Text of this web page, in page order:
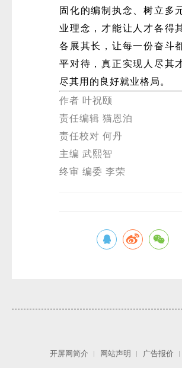
固化的编制执念、树立多
业理念，才能让人才各得
各展其长，让每一份奋斗
平对待，真正实现人尽其
尽其用的良好就业格局。
作者 叶祝颐
责任编辑 猫恩泊
责任校对 何丹
主编 武熙智
终审 编委 李荣
开屏网简介 网站声明 广告报价